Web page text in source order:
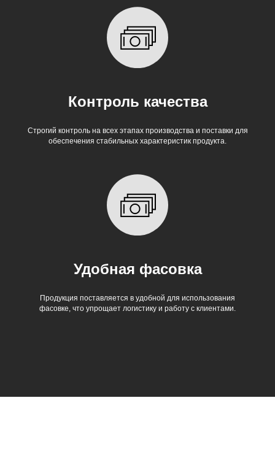
Контроль качества
Строгий контроль на всех этапах производства и поставки для
обеспечения стабильных характеристик продукта.
Удобная фасовка
Продукция поставляется в удобной для использования
фасовке, что упрощает логистику и работу с клиентами.